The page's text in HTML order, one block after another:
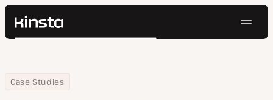
Kinsta®
Prezzi
Cerca
Home
Azienda
Case Studies
ClickUp Può Concentrarsi sullo Sviluppo del Proprio Blog